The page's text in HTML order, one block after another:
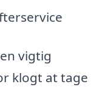
vigtig
klogt at tage